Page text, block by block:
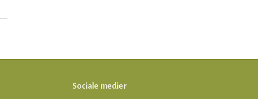
Sociale medier